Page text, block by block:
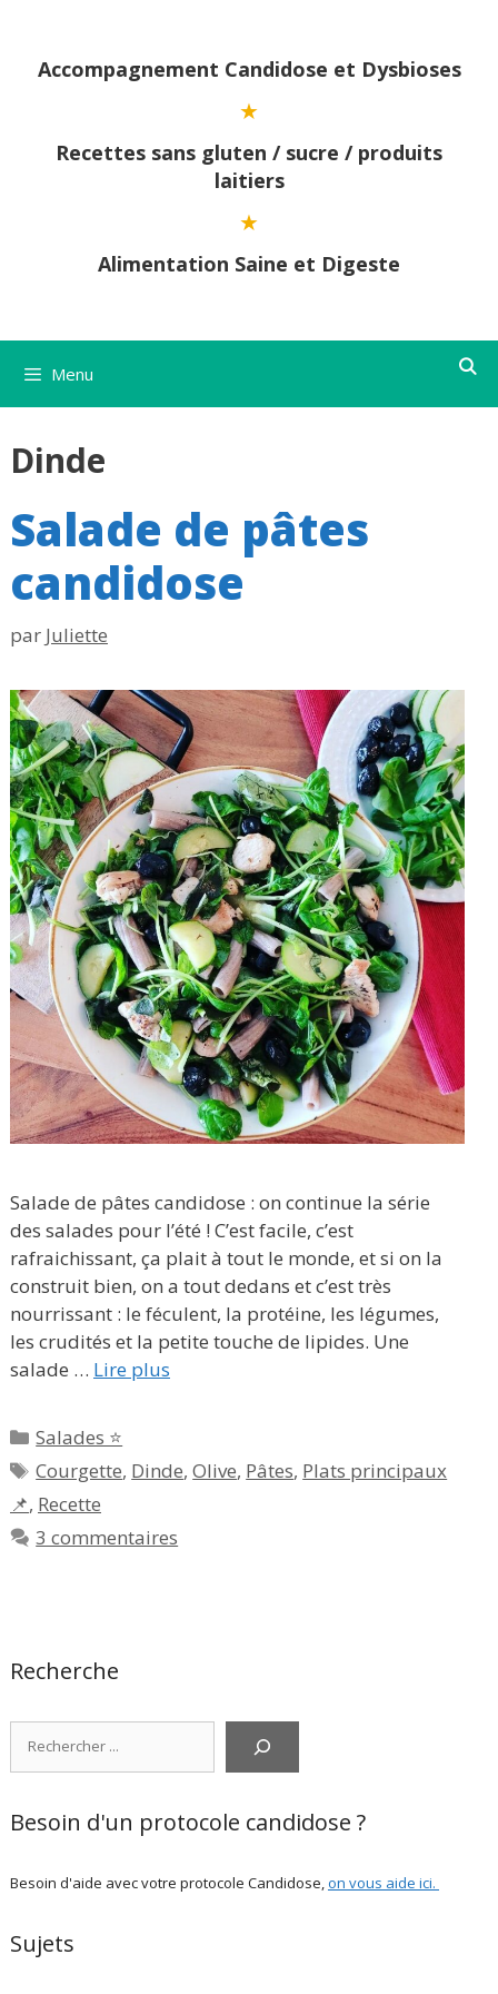
contenuAccompagnement Candidose et Dysbioses
Recettes sans gluten / sucre / produits
laitiers
Alimentation Saine et Digeste
Menu
Dinde
Salade de pâtes
candidose
par Juliette
Salade de pâtes candidose : on continue la série
des salades pour l’été ! C’est facile, c’est
rafraichissant, ça plait à tout le monde, et si on la
construit bien, on a tout dedans et c’est très
nourrissant : le féculent, la protéine, les légumes,
les crudités et la petite touche de lipides. Une
salade … Lire plus
Catégories
Salades ⭐
Étiquettes
Courgette, Dinde,Olive, Pâtes, Plats principaux
📌, Recette
3 commentaires
Recherche
Besoin d'un protocole candidose ?
Besoin d'aide avec votre protocole Candidose,on vous aide ici.
Sujets